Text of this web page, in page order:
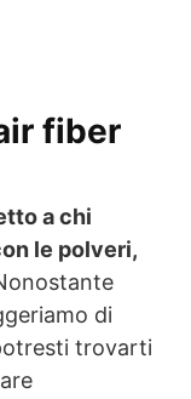
fiber
a chi
le polveri,
di
trovarti